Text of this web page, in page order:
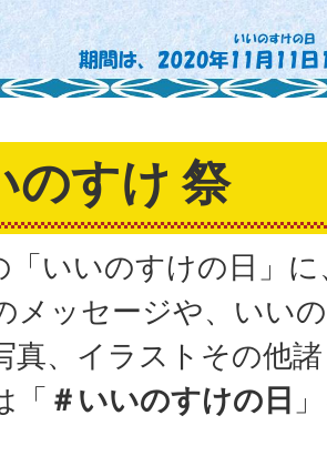
のすけ 祭
「いいのすけの日」に
メッセージや、いい
真、イラストその他
「 ＃いいのすけの日